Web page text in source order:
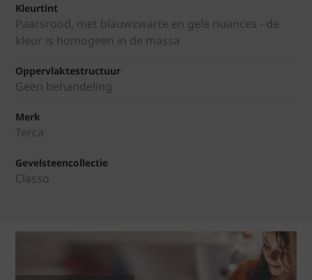
Kleurtint
Paarsrood, met blauwzwarte en gele nuances - de
kleur is homogeen in de massa
Oppervlaktestructuur
Geen behandeling
Merk
Terca
Gevelsteencollectie
Classo